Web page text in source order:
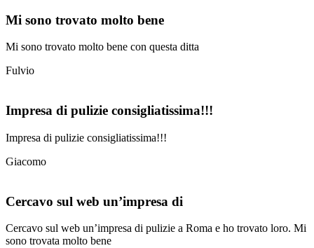
Mi sono trovato molto bene
Mi sono trovato molto bene con questa ditta
Fulvio
Impresa di pulizie consigliatissima!!!
Impresa di pulizie consigliatissima!!!
Giacomo
Cercavo sul web un’impresa di
Cercavo sul web un’impresa di pulizie a Roma e ho trovato loro. Mi
sono trovata molto bene